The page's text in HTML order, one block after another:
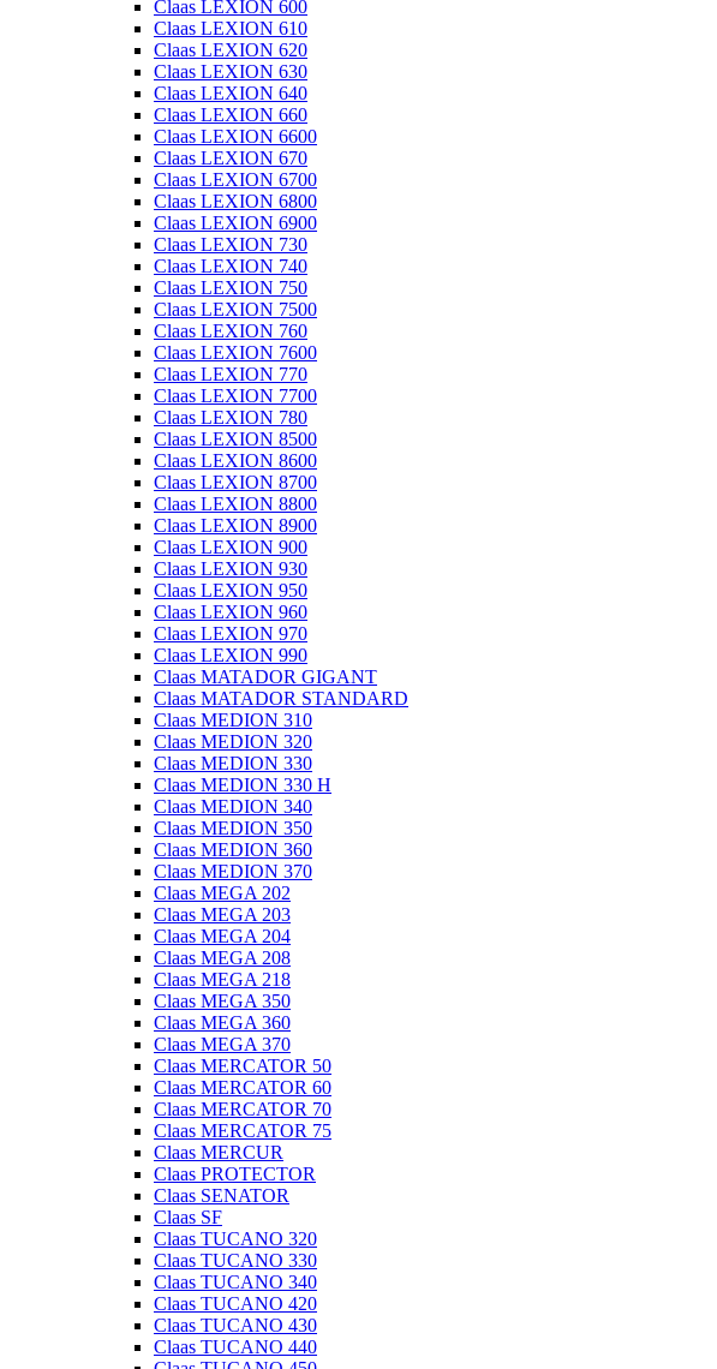
Claas LEXION 600
Claas LEXION 610
Claas LEXION 620
Claas LEXION 630
Claas LEXION 640
Claas LEXION 660
Claas LEXION 6600
Claas LEXION 670
Claas LEXION 6700
Claas LEXION 6800
Claas LEXION 6900
Claas LEXION 730
Claas LEXION 740
Claas LEXION 750
Claas LEXION 7500
Claas LEXION 760
Claas LEXION 7600
Claas LEXION 770
Claas LEXION 7700
Claas LEXION 780
Claas LEXION 8500
Claas LEXION 8600
Claas LEXION 8700
Claas LEXION 8800
Claas LEXION 8900
Claas LEXION 900
Claas LEXION 930
Claas LEXION 950
Claas LEXION 960
Claas LEXION 970
Claas LEXION 990
Claas MATADOR GIGANT
Claas MATADOR STANDARD
Claas MEDION 310
Claas MEDION 320
Claas MEDION 330
Claas MEDION 330 H
Claas MEDION 340
Claas MEDION 350
Claas MEDION 360
Claas MEDION 370
Claas MEGA 202
Claas MEGA 203
Claas MEGA 204
Claas MEGA 208
Claas MEGA 218
Claas MEGA 350
Claas MEGA 360
Claas MEGA 370
Claas MERCATOR 50
Claas MERCATOR 60
Claas MERCATOR 70
Claas MERCATOR 75
Claas MERCUR
Claas PROTECTOR
Claas SENATOR
Claas SF
Claas TUCANO 320
Claas TUCANO 330
Claas TUCANO 340
Claas TUCANO 420
Claas TUCANO 430
Claas TUCANO 440